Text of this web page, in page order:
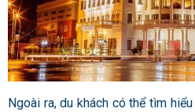
Ngoài ra, du khách có thể tìm